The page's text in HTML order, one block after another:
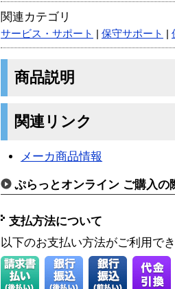
関連カテゴリ
サービス・サポート 保守サポート
商品説明
関連リンク
メーカ商品情報
ぷらっとオンライン ご購入の
支払方法について
以下のお支払い方法がご利用で